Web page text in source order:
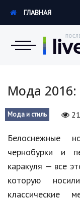
Экономика
Происшествия
Hi-Tech.
Россия
Наука и
ГЛАВНАЯ
Мода
Мода и стиль
Белоснежные
чернобурки и
каракуля — все
которую
классические